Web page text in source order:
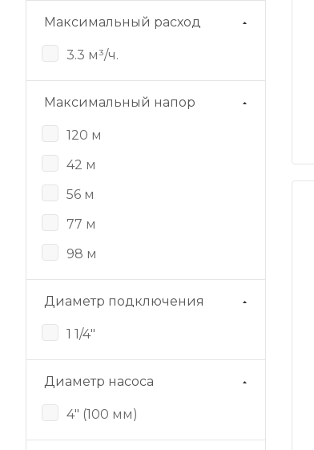
Максимальный расход
3.3 м³/ч.
Максимальный напор
120 м
42 м
56 м
77 м
98 м
Диаметр подключения
1 1/4"
Диаметр насоса
4" (100 мм)